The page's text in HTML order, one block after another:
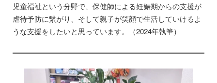
児童福祉という分野で、保健師による妊娠期からの支援が
虐待予防に繋がり、そして親子が笑顔で生活していけるよ
うな支援をしたいと思っています。（2024年執筆）